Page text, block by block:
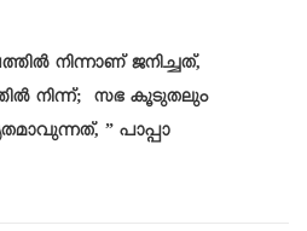
നിന്നാണ് ജനിച്ചത്,
നിന്ന്; സഭ കൂടുതലും
” പാപ്പാ